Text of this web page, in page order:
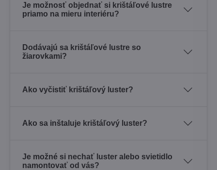
Je možnosť objednať si krištáľové lustre
priamo na mieru interiéru?
Dodávajú sa krištáľové lustre so
žiarovkami?
Ako vyčistiť krištáľový luster?
Ako sa inštaluje krištáľový luster?
Je možné si nechať luster alebo svietidlo
namontovať od vás?